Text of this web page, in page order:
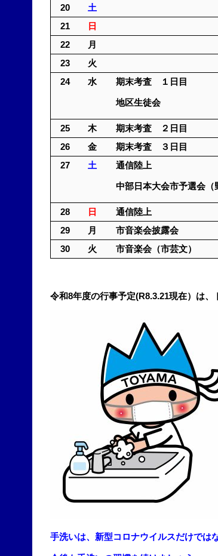
20
土
21
日
22
月
23
火
24
水 期末考
地区生徒会
25 木
期末考
26
金
期末考査 ３日目
27
土 通信陸上
中部日本大会市予選会（
28 日
通信
29
月
市音楽会披露会
30
火 市音楽会（市芸文）
令和8年度の行事予定(R8.3.21現在）は、
手洗いは、新型コロナウイルスだけでは